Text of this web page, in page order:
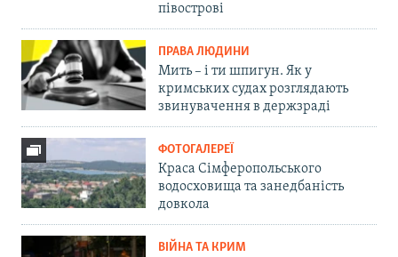
півострові
ПРАВА ЛЮДИНИ
Мить – і ти шпигун. Як у
кримських судах розглядають
звинувачення в держзраді
ФОТОГАЛЕРЕЇ
Краса Сімферопольського
водосховища та занедбаність
довкола
ВІЙНА ТА КРИМ